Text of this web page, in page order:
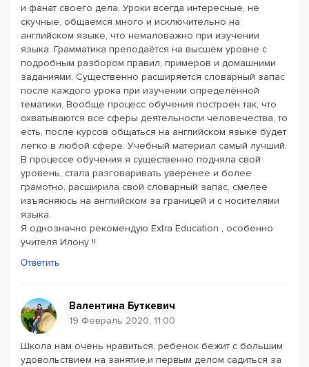
и фанат своего дела. Уроки всегда интересные, не
скучные, общаемся много и исключительно на
английском языке, что немаловажно при изучении
языка. Грамматика преподаётся на высшем уровне с
подробным разбором правил, примеров и домашними
заданиями. Существенно расширяется словарный запас
после каждого урока при изучении определённой
тематики. Вообще процесс обучения построен так, что
охватываются все сферы деятельности человечества, то
есть, после курсов общаться на английском языке будет
легко в любой сфере. Учебный материал самый лучший.
В процессе обучения я существенно подняла свой
уровень, стала разговаривать уверенее и более
грамотно, расширила свой словарный запас, смелее
изъясняюсь на английском за границей и с носителями
языка.
Я однозначно рекомендую Extra Education , особенно
учителя Илону !!
Ответить
Валентина Буткевич
19 Февраль 2020, 11:00
Школа нам очень нравиться, ребенок бежит с большим
удовольствием на занятие,и первым делом садиться за